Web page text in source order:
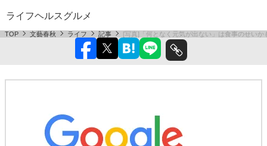
ライフヘルスグルメ
TOP 文藝春秋 ライフ 記事 [写真]「何となく元気が出ない」は食事のせい